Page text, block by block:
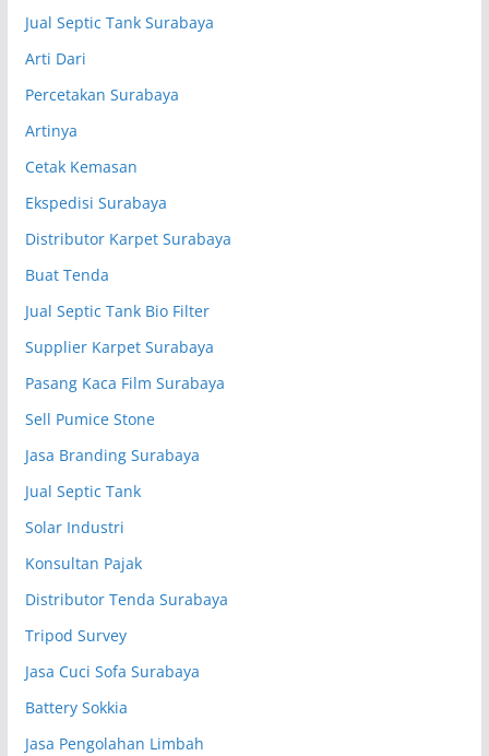
Jual Septic Tank Surabaya
Arti Dari
Percetakan Surabaya
Artinya
Cetak Kemasan
Ekspedisi Surabaya
Distributor Karpet Surabaya
Buat Tenda
Jual Septic Tank Bio Filter
Supplier Karpet Surabaya
Pasang Kaca Film Surabaya
Sell Pumice Stone
Jasa Branding Surabaya
Jual Septic Tank
Solar Industri
Konsultan Pajak
Distributor Tenda Surabaya
Tripod Survey
Jasa Cuci Sofa Surabaya
Battery Sokkia
Jasa Pengolahan Limbah